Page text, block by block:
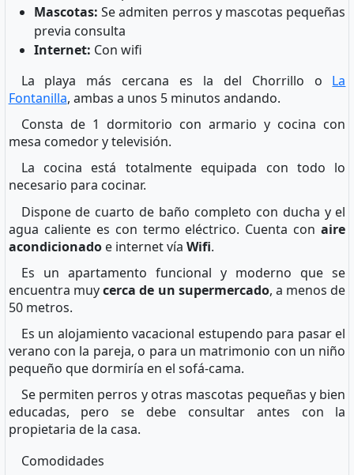
Mascotas: Se admiten perros y mascotas pequeñas
previa consulta
Internet: Con wifi
La playa más cercana es la del Chorrillo o La
Fontanilla, ambas a unos 5 minutos andando.
Consta de 1 dormitorio con armario y cocina con
mesa comedor y televisión.
La cocina está totalmente equipada con todo lo
necesario para cocinar.
Dispone de cuarto de baño completo con ducha y el
agua caliente es con termo eléctrico. Cuenta conaire
acondicionadoe internet vía Wifi.
Es un apartamento funcional y moderno que se
encuentra muycerca de un supermercado, a menos de
50 metros.
Es un alojamiento vacacional estupendo para pasar el
verano con la pareja, o para un matrimonio con un niño
pequeño que dormiría en el sofá-cama.
Se permiten perros y otras mascotas pequeñas y bien
educadas, pero se debe consultar antes con la
propietaria de la casa.
Comodidades